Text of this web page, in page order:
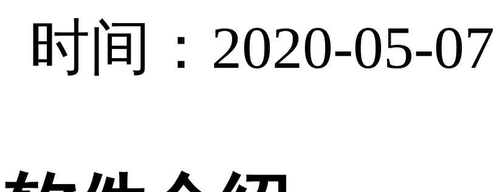
时间：2020-05-07